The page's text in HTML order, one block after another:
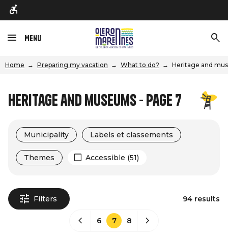
Menu
Home Preparing my vacation What to do? Heritage and
Heritage and museums - Page 7
Municipality Labels et classements
Themes Accessible (51)
Filters 94 results
6 7 8